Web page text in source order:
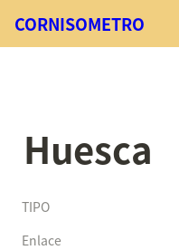
CORNISOMETRO
Huesca
TIPO
Enlace